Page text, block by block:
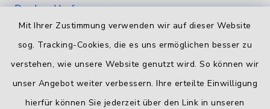
Mit Ihrer Zustimmung verwenden wir auf dieser Website
sog. Tracking-Cookies, die es uns ermöglichen besser zu
verstehen, wie unsere Website genutzt wird. So können wir
unser Angebot weiter verbessern. Ihre erteilte Einwilligung
hierfür können Sie jederzeit über den Link in unseren
Durchwahlrufnummern
Die Durchwahlrufnummern unserer Mitarbeiterinnen
und Mitarbeiter finden Siehier.
Kontaktformular
SicheresKontaktformularmit BayernID verwenden.